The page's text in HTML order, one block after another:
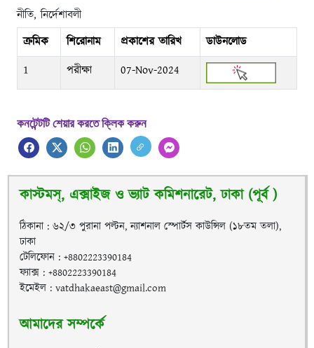
নীতি, নির্দেশাবলী
ক্রমিক
শিরোনাম প্রকাশের তারিখ
ডাউনলোড
1
পরীক্ষা 07-Nov-2024
কনটেন্টটি শেয়ার করতে ক্লিক করুন
কাস্টমস্, এক্সাইজ ও ভ্যাট কমিশনারেট, ঢাকা (পূর্ব )
ঠিকানা : ৬২/৩ পুরানা পল্টন, ন্যাশনাল স্পোর্টস কাউন্সিল (১৮তম তলা),
ঢাকা
টেলিফোন : +8802223390184
ফ্যাক্স : +8802223390184
ইমেইল : vatdhakaeast@gmail.com
আমাদের সম্পর্কে